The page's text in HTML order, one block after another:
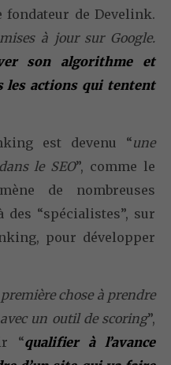
fondateur de Develink.
à jour sur Google.
son algorithme et
les actions qui tentent
est devenu “une
le SEO”, comme le
de nombreuses
“spécialistes”, sur
pour développer
chose à prendre
un outil de scoring”,
“qualifier à l’avance